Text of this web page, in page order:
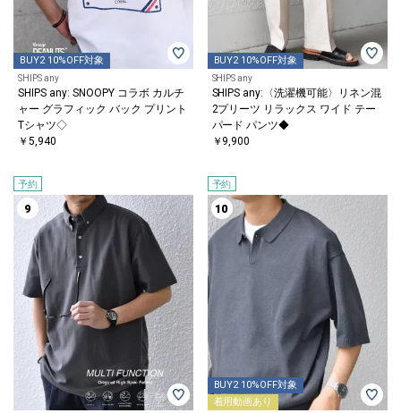
BUY2 10%OFF対象
SHIPS any
SHIPS any: SNOOPY コラボ カルチ
ャー グラフィック バック プリント
Tシャツ◇
￥5,940
BUY2 10%OFF対象
SHIPS any
SHIPS any:〈洗濯機可能〉リネン混
2プリーツ リラックス ワイド テー
パード パンツ◆
￥9,900
予約
9
予約
BUY2 10%OFF対象
着用動画あり
10